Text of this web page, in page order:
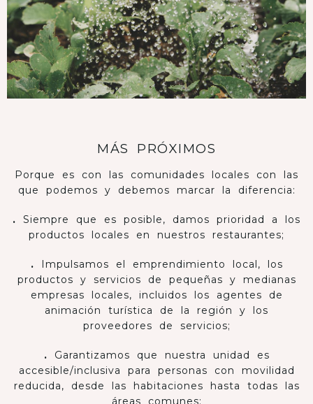
MÁS PRÓXIMOS
Porque es con las comunidades locales con las
que podemos y debemos marcar la diferencia:
. Siempre que es posible, damos prioridad a los
productos locales en nuestros restaurantes;
. Impulsamos el emprendimiento local, los
productos y servicios de pequeñas y medianas
empresas locales, incluidos los agentes de
animación turística de la región y los
proveedores de servicios;
. Garantizamos que nuestra unidad es
accesible/inclusiva para personas con movilidad
reducida, desde las habitaciones hasta todas las
áreas comunes;